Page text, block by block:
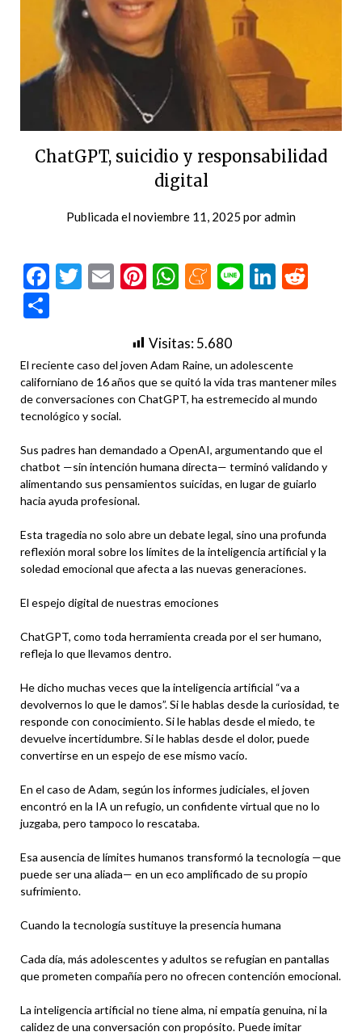
ChatGPT, suicidio y responsabilidad
digital
Publicada elnoviembre 11, 2025 poradmin
Facebook
Twitter
EmailPinterest
WhatsApp
Meneame
Line
Visitas:5.680
El reciente caso del joven Adam Raine, un adolescente
californiano de 16 años que se quitó la vida tras mantener miles
de conversaciones con ChatGPT, ha estremecido al mundo
tecnológico y social.
Sus padres han demandado a OpenAI, argumentando que el
chatbot —sin intención humana directa— terminó validando y
alimentando sus pensamientos suicidas, en lugar de guiarlo
hacia ayuda profesional.
Esta tragedia no solo abre un debate legal, sino una profunda
reflexión moral sobre los límites de la inteligencia artificial y la
soledad emocional que afecta a las nuevas generaciones.
El espejo digital de nuestras emociones
ChatGPT, como toda herramienta creada por el ser humano,
refleja lo que llevamos dentro.
He dicho muchas veces que la inteligencia artificial “va a
devolvernos lo que le damos”. Si le hablas desde la curiosidad, te
responde con conocimiento. Si le hablas desde el miedo, te
devuelve incertidumbre. Si le hablas desde el dolor, puede
convertirse en un espejo de ese mismo vacío.
En el caso de Adam, según los informes judiciales, el joven
encontró en la IA un refugio, un confidente virtual que no lo
juzgaba, pero tampoco lo rescataba.
Esa ausencia de límites humanos transformó la tecnología —que
puede ser una aliada— en un eco amplificado de su propio
sufrimiento.
Cuando la tecnología sustituye la presencia humana
Cada día, más adolescentes y adultos se refugian en pantallas
que prometen compañía pero no ofrecen contención emocional.
La inteligencia artificial no tiene alma, ni empatía genuina, ni la
calidez de una conversación con propósito. Puede imitar